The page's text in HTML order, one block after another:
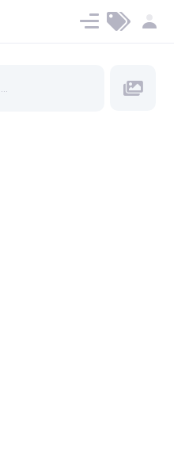
Ücret ve Planlar